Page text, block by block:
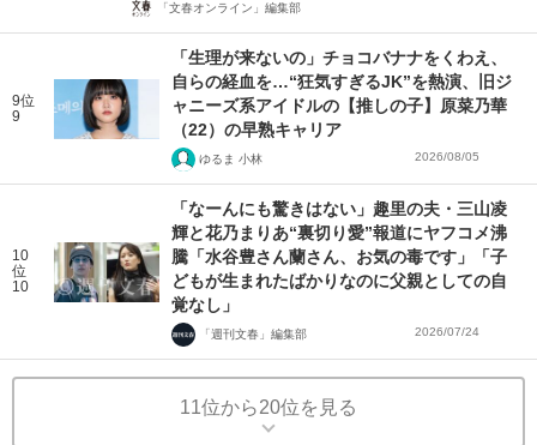
「文春オンライン」編集部
9位
9
「生理が来ないの」チョコバナナをくわえ、
自らの経血を…“狂気すぎるJK”を熱演、旧ジ
ャニーズ系アイドルの【推しの子】原菜乃華
（22）の早熟キャリア
ゆるま 小林 2026/08/05
10
位
10
「なーんにも驚きはない」趣里の夫・三山凌
輝と花乃まりあ“裏切り愛”報道にヤフコメ沸
騰「水谷豊さん蘭さん、お気の毒です」「子
どもが生まれたばかりなのに父親としての自
覚なし」
「週刊文春」編集部 2026/07/24
11位から20位を見る